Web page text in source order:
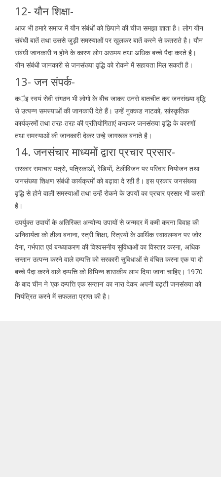
12- यौन शिक्षा-
आज भी हमारे समाज में यौन संबंधों को छिपाने की चीज समझा ज्ञाता है। लोग यौन
संबंधी बातें तथा उससे जुड़ी समस्याओं पर खुलकर बातें करने से कतराते है। यौन
संबंधी जानकारी न होने के कारण लोग असमय तथा अधिक बच्चे पैदा करते है।
यौन संबंधी जानकारी से जनसंख्या वृद्धि को रोकने में सहायता मिल सकती है।
13- जन संपर्क-
कर्इ स्वयं सेवी संगठन भी लोगो के बीच जाकर उनसे बातचीत कर जनसंख्या वृद्धि
से उत्पन्न समस्याओं की जानकारी देते हैं। उन्हें नुक्कड नाटको, सांस्कृतिक
कार्यक्रमों तथा तरह-तरह की प्रतियोगिताएं कराकर जनसंख्या वृद्धि के कारणों
तथा समस्याओं की जानकारी देकर उन्हे जागरूक बनाते है।
14. जनसंचार माध्यमों द्वारा प्रचार प्रसार-
सरकार समाचार पत्रो, पत्रिकाओं, रेडियों, टेलीविजन पर परिवार नियोजन तथा
जनसंख्या शिक्षण संबंधी कार्यक्रमों को बढ़ावा दे रही है। इस प्रकार जनसंख्या
वृद्धि से होने वाली समस्याओं तथा उन्हें रोकने के उपयों का प्रचार प्रसार भी करती
है।
उपर्युक्त उपायों के अतिरिक्त अन्योन्य उपायों से जन्मदर में कमी करना विवाह की
अनिवार्यता को ढीला बनाना, स्त्री शिक्षा, स्त्रियों के आर्थिक स्वावलम्बन पर जोर
देना, गर्भपात एवं बन्ध्याकरण की विश्वसनीय सुविधाओं का विस्तार करना, अधिक
सन्तान उत्पन्न करने वाले दम्पत्ति को सरकारी सुविधाओं से वंचित करना एक या दो
बच्चे पैदा करने वाले दम्पत्ति को विभिन्न शासकीय लाभ दिया जाना चाहिए। 1970
के बाद चीन ने ‘एक दम्पत्ति एक सन्तान’ का नारा देकर अपनी बढ़ती जनसंख्या को
नियंत्रित करने में सफलता प्राप्त की है।